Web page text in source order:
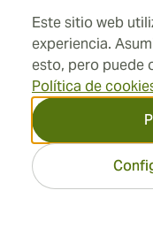
Este sitio web
experiencia.
esto, pero puede
Política de
Dirección
Información